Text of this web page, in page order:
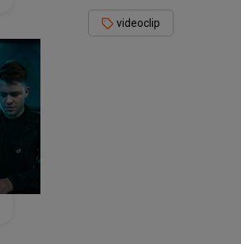
videoclip